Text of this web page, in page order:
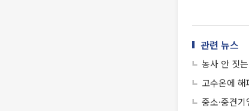
관련 뉴스
농사 안 짓
고수온에
중소·중견